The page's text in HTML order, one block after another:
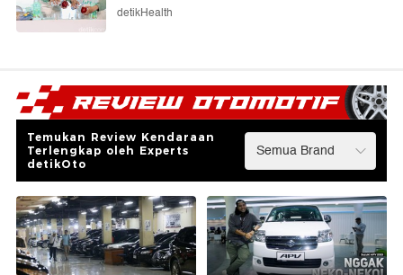
detikHealth
Temukan Review Kendaraan
Terlengkap oleh Experts
detikOto